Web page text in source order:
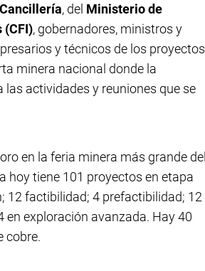
Cancillería, del Ministerio de
(CFI), gobernadores, ministros y
y técnicos de los proyectos
minera nacional donde la
las actividades y reuniones que se
en la feria minera más grande del
hoy tiene 101 proyectos en etapa
12 factibilidad; 4 prefactibilidad; 12
en exploración avanzada. Hay 40
cobre.